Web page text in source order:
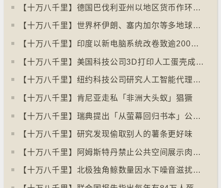
【十万八千里】德国巴伐利亚州以地区货币作环保金融工具
【十万八千里】世界杯伊朗、塞内加尔等多地球迷入境美国极有可能被拒绝入境
【十万八千里】印度以新电脑系统改卷致逾200万考生成绩或有出错
【十万八千里】美国科技公司3D打印人工蛋壳成功孵化小鸡
【十万八千里】纽约科技公司研究人工智能代理失控情况
【十万八千里】肯尼亚走私「非洲大头蚁」猖獗
【十万八千里】瑞典提出「从萤幕回归书本」公帑购买实体书
【十万八千里】研究发现偷取别人的薯条更好味
【十万八千里】阿姆斯特丹禁止公共空间展示肉类和化石燃料广告已促进碳中和
【十万八千里】北极独角鲸数量因水下噪音滋扰而减少